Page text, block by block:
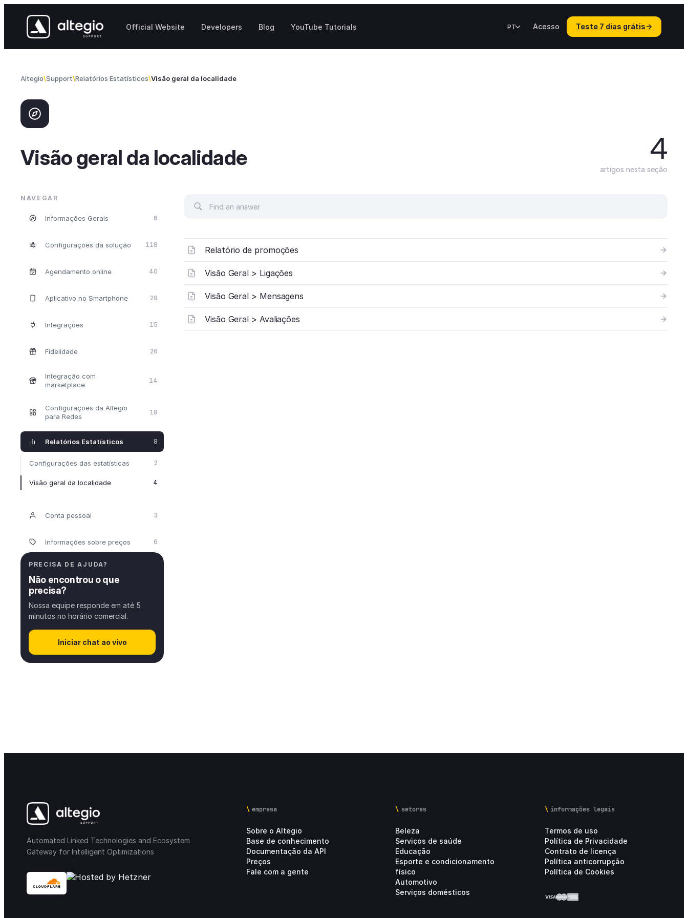
Official Website Developers Blog YouTube Tutorials PT Acesso Teste 7 dias grátis→
Altegio Support Relatórios Estatísticos Visão geral da localidade
Visão geral da localidade 4
artigos nesta seção
NAVEGAR
Informações Gerais 6
Configurações da solução 118
Agendamento online 40
Aplicativo no Smartphone 28
Integrações 15
Fidelidade 26
Integração com
marketplace
14
Configurações da Altegio
para Redes
18
Relatórios Estatísticos 8
Configurações das estatísticas 2
Visão geral da localidade 4
Conta pessoal 3
Informações sobre preços 6
PRECISA DE AJUDA?
Não encontrou o que
precisa?
Nossa equipe responde em até 5
minutos no horário comercial.
Iniciar chat ao vivo
Relatório de promoções
Visão Geral > Ligações
Visão Geral > Mensagens
Visão Geral > Avaliações
Automated Linked Technologies and Ecosystem
Gateway for Intelligent Optimizations
empresa
Sobre o Altegio
Base de conhecimento
Documentação da API
Preços
Fale com a gente
setores
Beleza
Serviços de saúde
Educação
Esporte e condicionamento
físico
Automotivo
Serviços domésticos
informações legais
Termos de uso
Política de Privacidade
Contrato de licença
Política anticorrupção
Política de Cookies